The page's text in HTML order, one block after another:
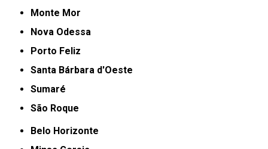
Monte Mor
Nova Odessa
Porto Feliz
Santa Bárbara d'Oeste
Sumaré
São Roque
Belo Horizonte